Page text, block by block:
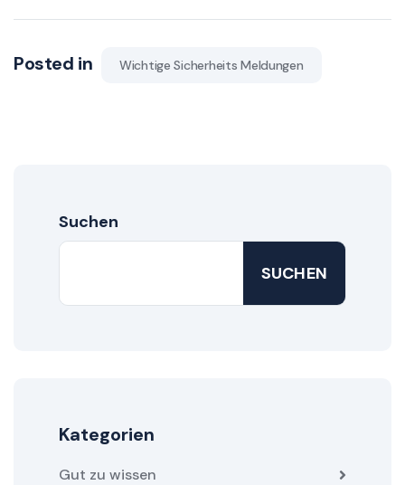
Posted in Wichtige Sicherheits Meldungen
Suchen
SUCHEN
Kategorien
Gut zu wissen